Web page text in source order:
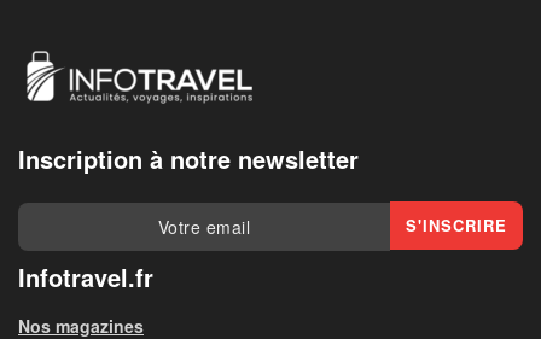
Inscription à notre newsletter
Infotravel.fr
Nos magazines